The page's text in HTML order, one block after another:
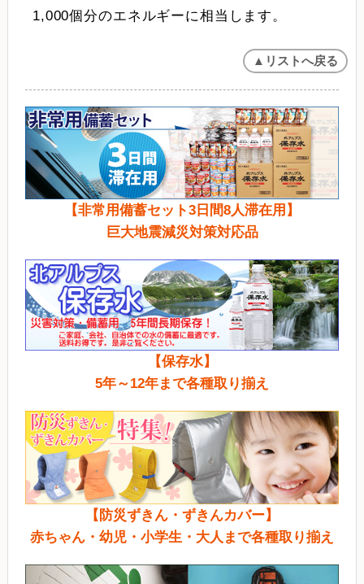
1,000個分のエネルギーに相当します。
▲リストへ戻る
【非常用備蓄セット3日間8人滞在用】
巨大地震減災対策対応品
【保存水】
5年～12年まで各種取り揃え
【防災ずきん・ずきんカバー】
赤ちゃん・幼児・小学生・大人まで各種取り揃え